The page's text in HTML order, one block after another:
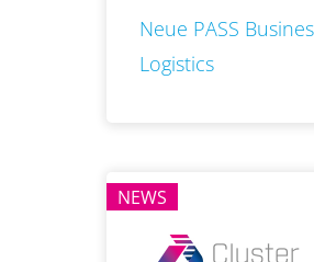
Neue PASS
Logistics
NEWS